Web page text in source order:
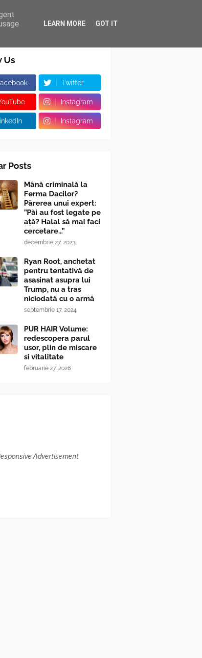
Us
Twitter
Instagram
LinkedIn Instagram
Posts
Mână criminală la
Ferma Dacilor?
Părerea unui expert:
”Păi au fost legate pe
ață? Halal să mai faci
cercetare...”
decembrie 27, 2023
Ryan Root, anchetat
pentru tentativă de
asasinat asupra lui
Trump, nu a tras
niciodată cu o armă
septembrie 17, 2024
PUR HAIR Volume:
redescopera parul
usor, plin de miscare
si vitalitate
februarie 27, 2026
Advertisement
LEARN MORE GOT IT